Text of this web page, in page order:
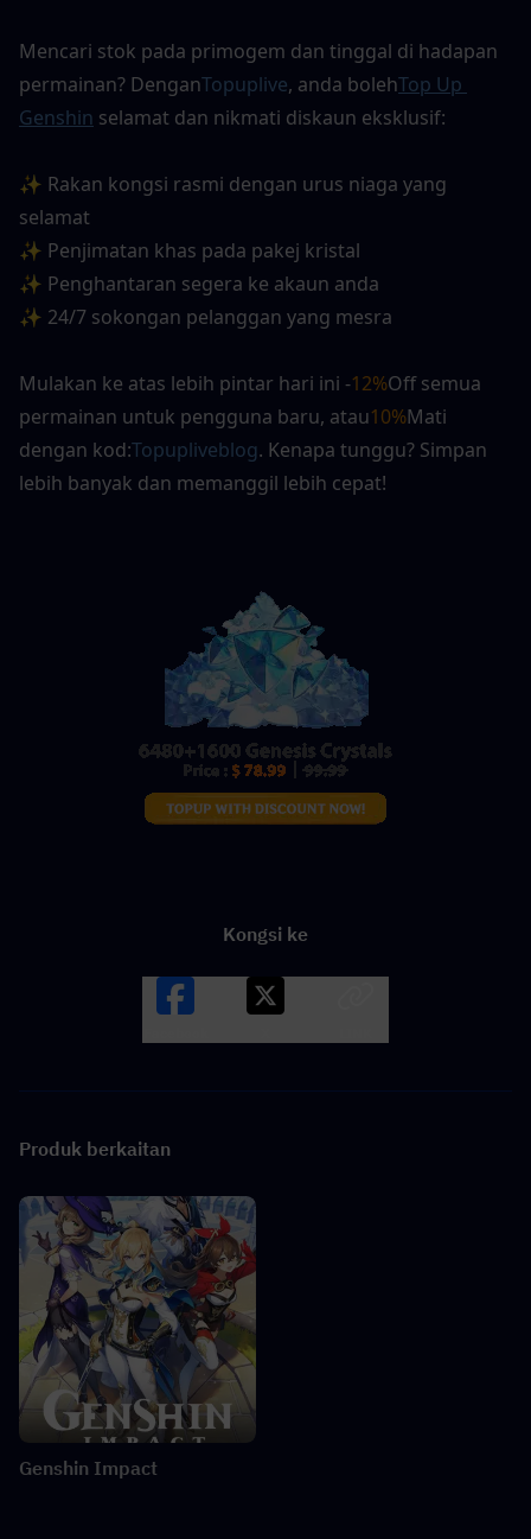
Mencari stok pada primogem dan tinggal di hadapan
permainan? DenganTopuplive, anda bolehTop Up
Genshin selamat dan nikmati diskaun eksklusif:
✨ Rakan kongsi rasmi dengan urus niaga yang
selamat
✨ Penjimatan khas pada pakej kristal
✨ Penghantaran segera ke akaun anda
✨ 24/7 sokongan pelanggan yang mesra
Mulakan ke atas lebih pintar hari ini -12%Off semua
permainan untuk pengguna baru, atau10%Mati
dengan kod:Topupliveblog. Kenapa tunggu? Simpan
lebih banyak dan memanggil lebih cepat!
Kongsi ke
Produk berkaitan
Genshin Impact